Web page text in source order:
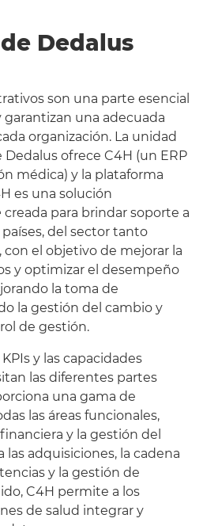
Dedalus
son una parte esencial
una adecuada
organización. La unidad
ofrece C4H (un ERP
médica) y la plataforma
es una solución
creada para brindar soporte a
del sector tanto
el objetivo de mejorar la
y optimizar el desempeño
la toma de
la gestión del cambio y
de gestión.
y las capacidades
las diferentes partes
una gama de
las áreas funcionales,
y la gestión del
las adquisiciones, la cadena
y la gestión de
C4H permite a los
de salud integrar y